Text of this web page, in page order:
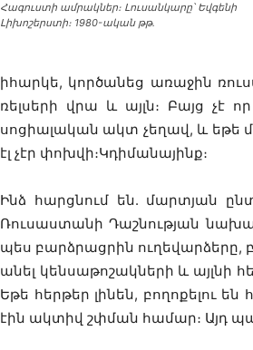
Հագուստի ամրակներ։ Լուսանկարը՝ Եվգենի
Լիխոշերստի։ 1980-ական թթ․
իհարկե, կործանեց առաջին
ռելսերի վրա և այլն։ Բայց չէ
սոցիալական ակտ չեղավ, և եթե
էլ չէր փոխվի։Կդիմանայինք։
Ինձ հարցնում են. մարտյան
Ռուսաստանի Դաշնության
պես բարձրացրին
անել կենսաթոշակների և այլնի
Եթե հերթեր լինեն, բողոքելու
էին ակտիվ շփման համար։ Այդ